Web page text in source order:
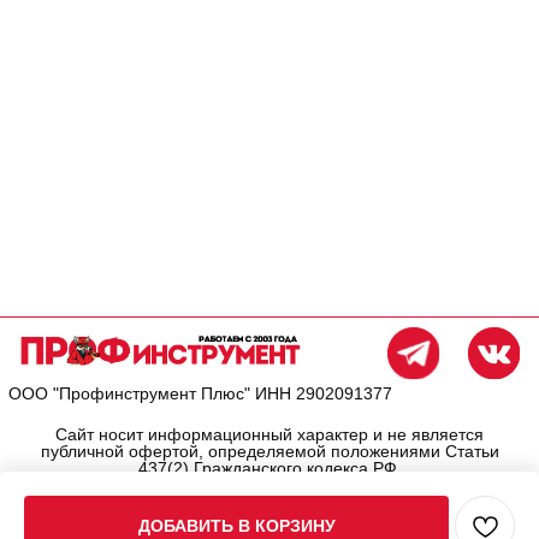
ДОБАВИТЬ В КОРЗИНУ